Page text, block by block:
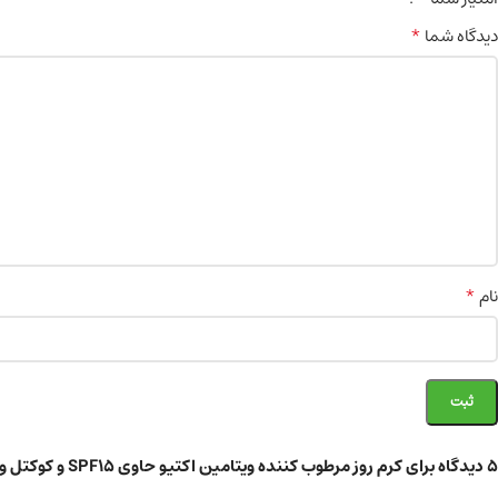
5 دیدگاه برای کرم روز مرطوب کننده ویتامین اکتیو حاوی SPF15 و کوکتل ویتامین 40 میلی لیتر
دیدگاه شما*
نام*